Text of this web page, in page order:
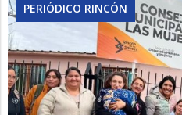
PERIÓDICO RINCÓN